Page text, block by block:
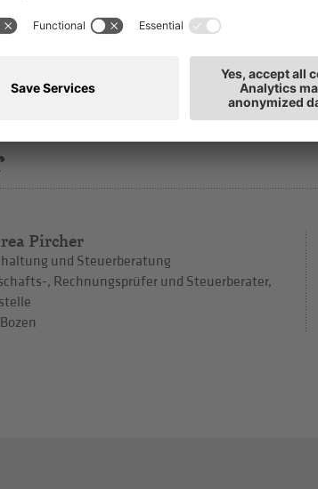
Pircher
und Steuerberatung
, Rechnungsprüfer und Steuerberater,